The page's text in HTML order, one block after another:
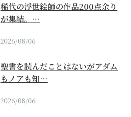
稀代の浮世絵師の作品200点余り
が集結。…
2026/08/06
聖書を読んだことはないがアダム
もノアも知…
2026/08/06